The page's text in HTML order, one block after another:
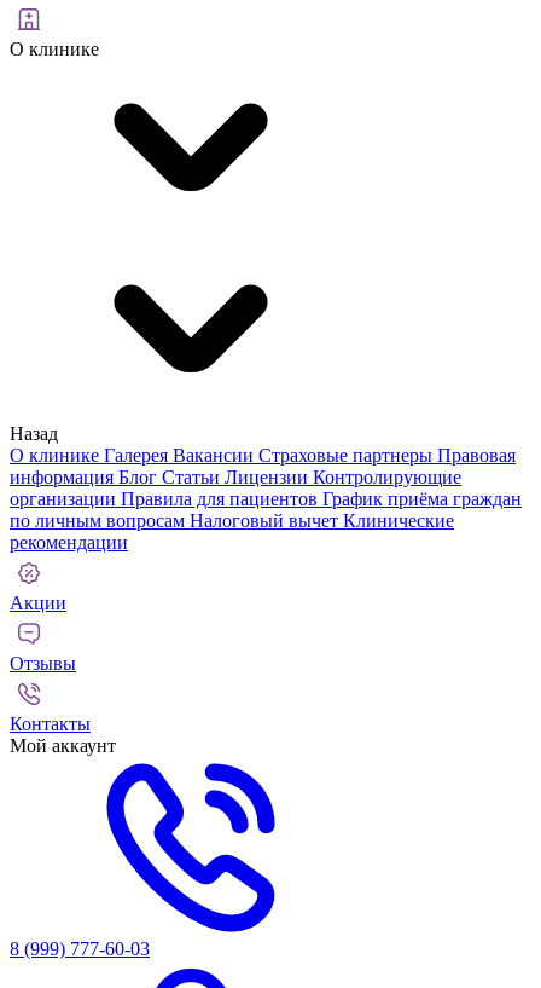
О клинике
Назад
О клинике Галерея Вакансии Страховые партнеры Правовая
информация Блог Статьи Лицензии Контролирующие
организации Правила для пациентов График приёма граждан
по личным вопросам Налоговый вычет Клинические
рекомендации
Акции
Отзывы
Контакты
Мой аккаунт
8 (999) 777-60-03